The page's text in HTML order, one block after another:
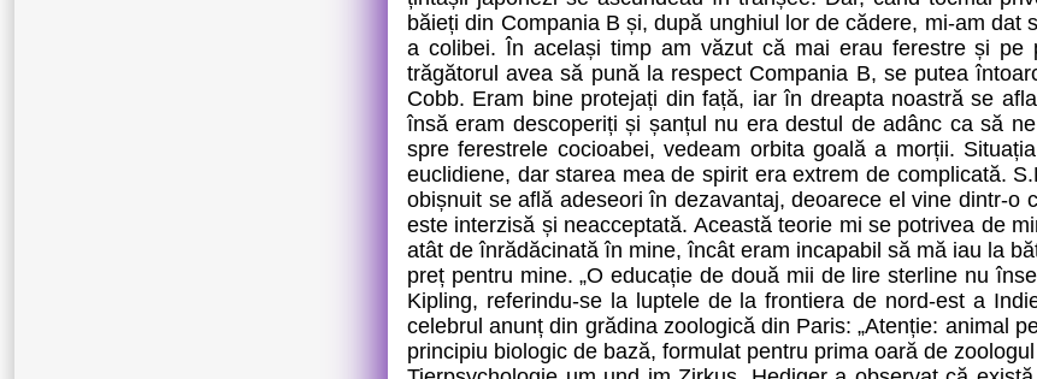
băieți din Compania B și, după unghiul lor de cădere, mi-am
a colibei. În același timp am văzut că mai erau ferestre și
trăgătorul avea să pună la respect Compania B, se putea
Cobb. Eram bine protejați din față, iar în dreapta noastră se
însă eram descoperiți și șanțul nu era destul de adânc ca să
spre ferestrele cocioabei, vedeam orbita goală a morții.
euclidiene, dar starea mea de spirit era extrem de complicată.
obișnuit se află adeseori în dezavantaj, deoarece el vine dintr-
este interzisă și neacceptată. Această teorie mi se potrivea de
atât de înrădăcinată în mine, încât eram incapabil să mă iau la
preț pentru mine. „O educație de două mii de lire sterline nu
Kipling, referindu-se la luptele de la frontiera de nord-est a
celebrul anunț din grădina zoologică din Paris: „Atenție: animal
principiu biologic de bază, formulat pentru prima oară de